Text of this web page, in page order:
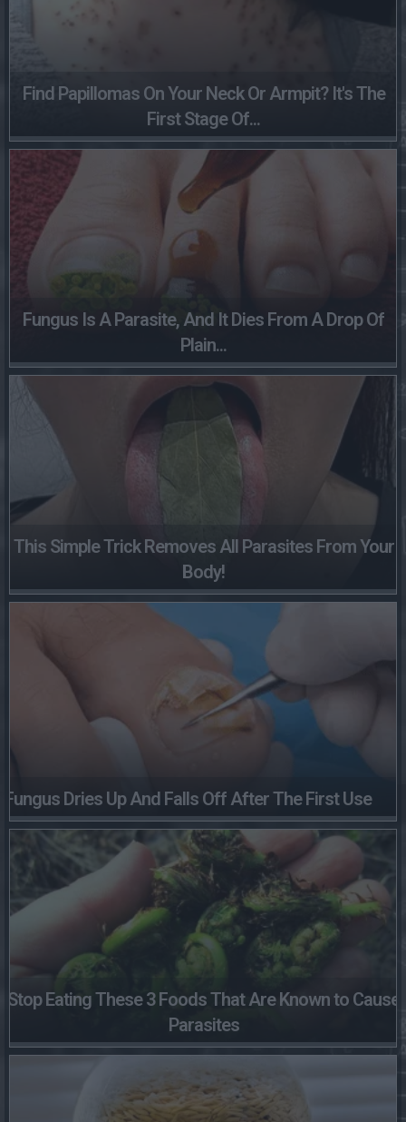
Find Papillomas On Your Neck Or Armpit? It's The
First Stage Of...
Fungus Is A Parasite, And It Dies From A Drop Of
Plain...
This Simple Trick Removes All Parasites From Your
Body!
Fungus Dries Up And Falls Off After The First Use
Stop Eating These 3 Foods That Are Known to Cause
Parasites